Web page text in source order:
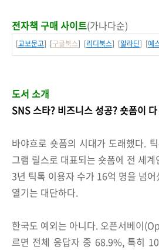
전자책 구매 사이트(가나다순)
[교보문고] [구글북스] [리디북스] [알라딘] [예
도서 소개
SNS 스타? 비즈니스 성공? 숏폼이
바야흐로 숏폼의 시대가 도래했다.
그램 릴스로 대표되는 숏폼에 전 세
3년 틱톡 이용자 수가 16억 명을 넘
열기는 대단하다.
한국도 예외는 아니다. 오픈서베이
르면 전체 응답자 중 68.9%, 특히